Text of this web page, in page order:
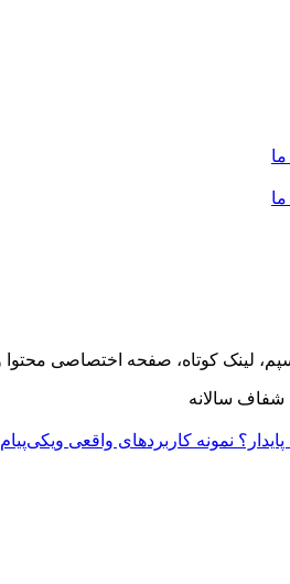
شفاف سالانه
نمونه کاربردهای واقعی ویکی‌پیام